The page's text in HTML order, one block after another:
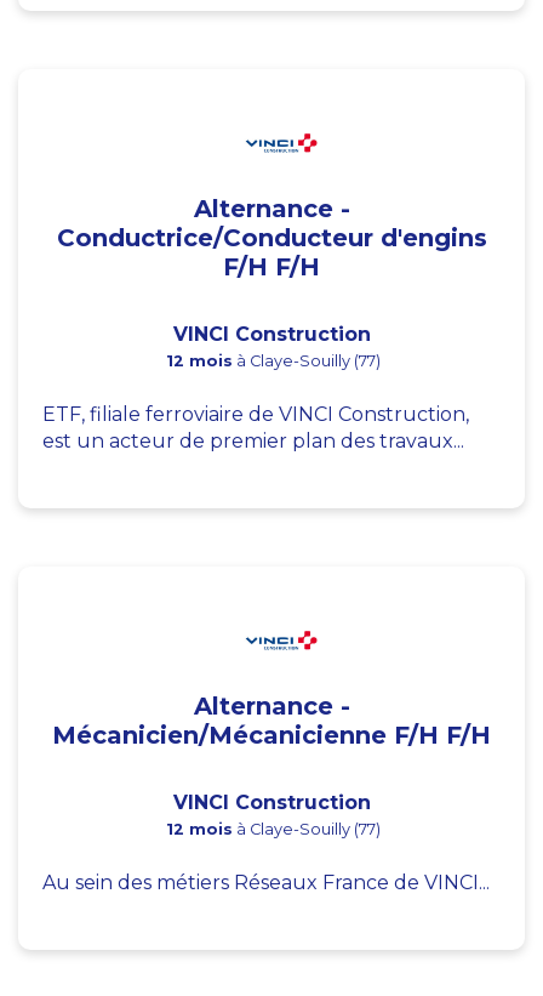
Alternance -
Conductrice/Conducteur d'engins
F/H F/H
VINCI Construction
12 mois à Claye-Souilly (77)
ETF, filiale ferroviaire de VINCI Construction,
est un acteur de premier plan des travaux...
Alternance -
Mécanicien/Mécanicienne F/H F/H
VINCI Construction
12 mois à Claye-Souilly (77)
Au sein des métiers Réseaux France de VINCI...